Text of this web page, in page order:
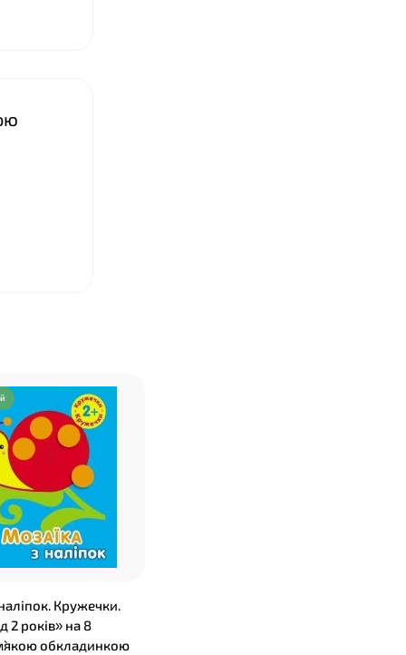
Кружечки.
2 років» на 8
обкладинкою